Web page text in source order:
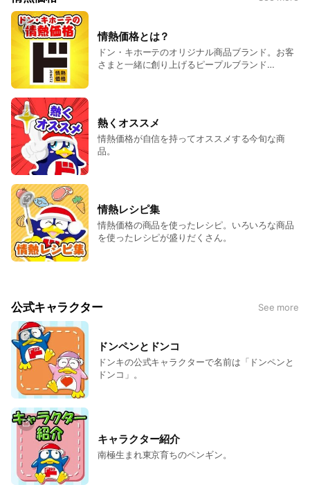
情熱価格とは？
ドン・キホーテのオリジナル商品ブランド。お客
さまと一緒に創り上げるピープルブランド
熱くオススメ
情熱価格が自信を持ってオススメする今旬な商
品。
情熱レシピ集
情熱価格の商品を使ったレシピ。いろいろな商品
を使ったレシピが盛りだくさん。
公式キャラクター See more
ドンペンとドンコ
ドンキの公式キャラクターで名前は「ドンペンと
ドンコ」。
キャラクター紹介
南極生まれ東京育ちのペンギン。